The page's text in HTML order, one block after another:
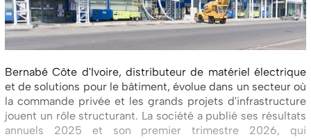
Bernabé Côte d'Ivoire, distributeur de matériel électrique
et de solutions pour le bâtiment, évolue dans un secteur où
la commande privée et les grands projets d'infrastructure
jouent un rôle structurant. La société a publié ses résultats
annuels 2025 et son premier trimestre 2026, qui